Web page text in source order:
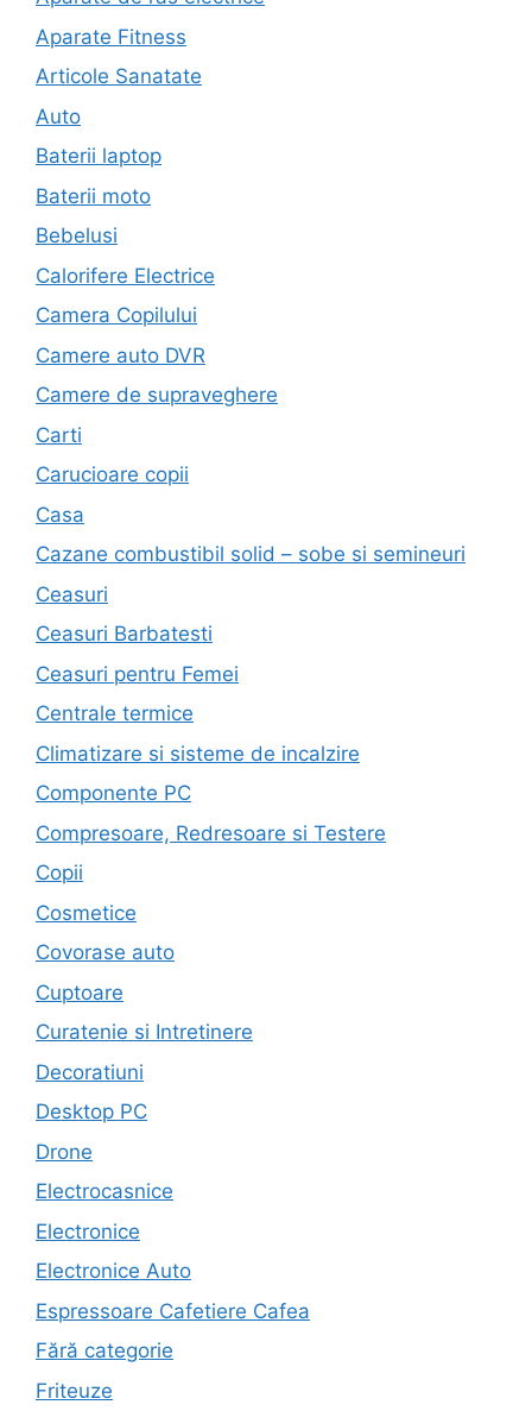
Aparate Fitness
Articole Sanatate
Auto
Baterii laptop
Baterii moto
Bebelusi
Calorifere Electrice
Camera Copilului
Camere auto DVR
Camere de supraveghere
Carti
Carucioare copii
Casa
Cazane combustibil solid – sobe si semineuri
Ceasuri
Ceasuri Barbatesti
Ceasuri pentru Femei
Centrale termice
Climatizare si sisteme de incalzire
Componente PC
Compresoare, Redresoare si Testere
Copii
Cosmetice
Covorase auto
Cuptoare
Curatenie si Intretinere
Decoratiuni
Desktop PC
Drone
Electrocasnice
Electronice
Electronice Auto
Espressoare Cafetiere Cafea
Fără categorie
Friteuze